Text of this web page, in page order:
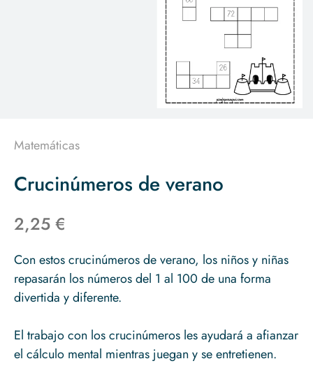
Matemáticas
Crucinúmeros de verano
2,25 €
Con estos crucinúmeros de verano, los niños y niñas
repasarán los números del 1 al 100 de una forma
divertida y diferente.
El trabajo con los crucinúmeros les ayudará a afianzar
el cálculo mental mientras juegan y se entretienen.